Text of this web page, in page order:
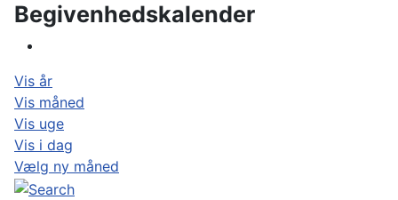
Begivenhedskalender
Vis år
Vis måned
Vis uge
Vis i dag
Vælg ny måned